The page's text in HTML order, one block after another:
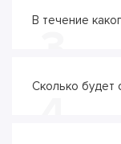
В течение
Сколько будет